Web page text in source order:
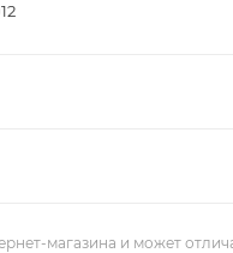
магазина и может